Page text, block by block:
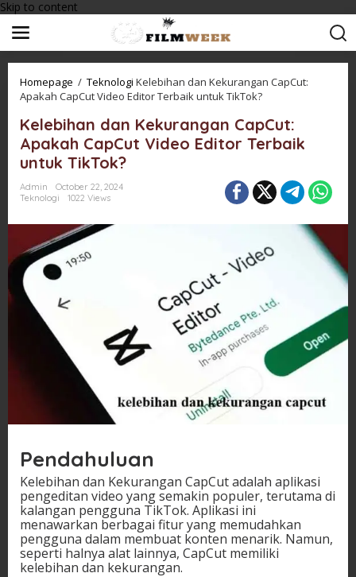
Skip to content
Homepage / Teknologi Kelebihan dan Kekurangan CapCut:
Apakah CapCut Video Editor Terbaik untuk TikTok?
Kelebihan dan Kekurangan CapCut:
Apakah CapCut Video Editor Terbaik
untuk TikTok?
Admin
October 22, 2024
Teknologi
1022 Views
Pendahuluan
Kelebihan dan Kekurangan CapCut adalah aplikasi
pengeditan video yang semakin populer, terutama di
kalangan pengguna TikTok. Aplikasi ini
menawarkan berbagai fitur yang memudahkan
pengguna dalam membuat konten menarik. Namun,
seperti halnya alat lainnya, CapCut memiliki
kelebihan dan kekurangan.